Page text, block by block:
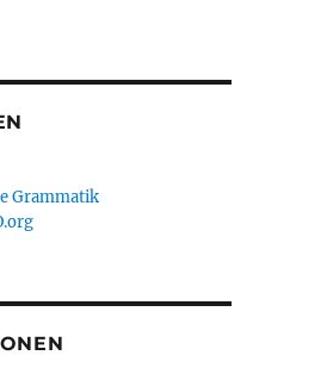
Grammatik